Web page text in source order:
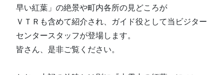
早い紅葉」の絶景や町内各所の見どころが
ＶＴＲも含めて紹介され、ガイド役として当ビジター
センタースタッフが登場します。
皆さん、是非ご覧ください。